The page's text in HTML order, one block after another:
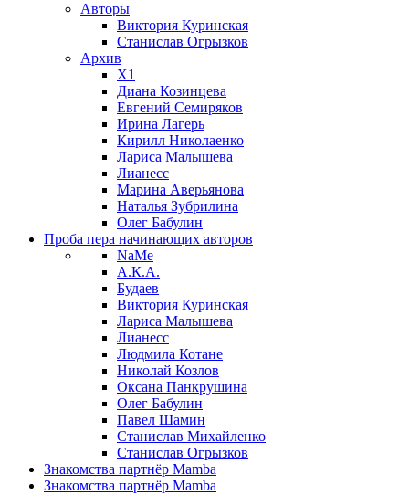
Авторы
Виктория Куринская
Станислав Огрызков
Архив
X1
Диана Козинцева
Евгений Семиряков
Ирина Лагерь
Кирилл Николаенко
Лариса Малышева
Лианесс
Марина Аверьянова
Наталья Зубрилина
Олег Бабулин
Проба пера начинающих авторов
NaMe
А.К.А.
Будаев
Виктория Куринская
Лариса Малышева
Лианесс
Людмила Котане
Николай Козлов
Оксана Панкрушина
Олег Бабулин
Павел Шамин
Станислав Михайленко
Станислав Огрызков
Знакомства партнёр Mamba
Знакомства партнёр Mamba